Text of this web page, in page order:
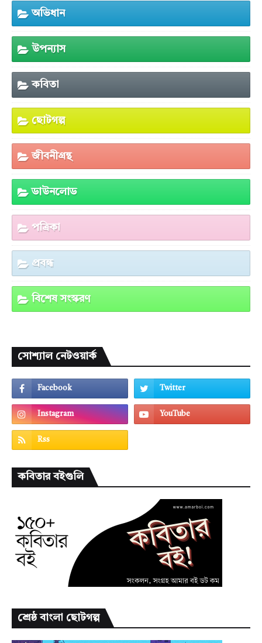
অভিধান
উপন্যাস
কবিতা
ছোটগল্প
জীবনীগ্রন্থ
ডাউনলোড
পত্রিকা
প্রবন্ধ
বিশেষ সংস্করণ
সোশ্যাল নেটওয়ার্ক
কবিতার বইগুলি
শ্রেষ্ঠ বাংলা ছোটগল্প